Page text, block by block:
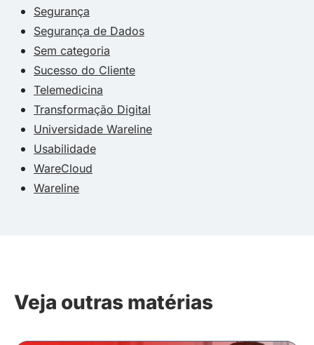
Segurança
Segurança de Dados
Sem categoria
Sucesso do Cliente
Telemedicina
Transformação Digital
Universidade Wareline
Usabilidade
WareCloud
Wareline
Veja outras matérias